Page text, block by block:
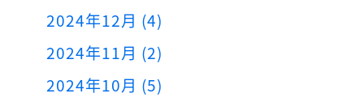
2024年12月 (4)
2024年11月 (2)
2024年10月 (5)